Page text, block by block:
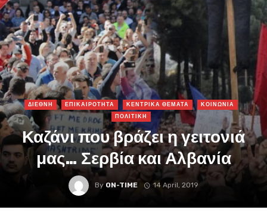
ΔΙΕΘΝΗ ΕΠΙΚΑΙΡΟΤΗΤΑ ΚΕΝΤΡΙΚΑ ΘΕΜΑΤΑ
ΚΟΙΝΩΝΙΑ
ΠΟΛΙΤΙΚΗ
Καζάνι που βράζει η γειτονιά
μας… Σερβία και Αλβανία
By ON-TIME 14 April, 2019